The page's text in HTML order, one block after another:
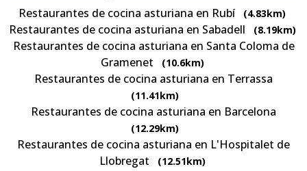
Restaurantes de cocina asturiana en Rubí (4.83km)
Restaurantes de cocina asturiana en Sabadell (8.19km)
Restaurantes de cocina asturiana en Santa Coloma de
Gramenet
(10.6km)
Restaurantes de cocina asturiana en Terrassa
(11.41km)
Restaurantes de cocina asturiana en Barcelona
(12.29km)
Restaurantes de cocina asturiana en L'Hospitalet de
Llobregat
(12.51km)